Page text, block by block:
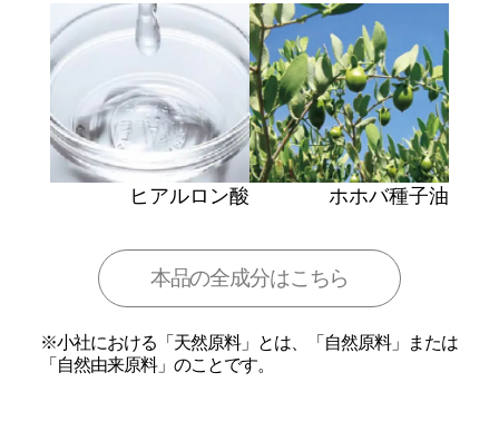
ヒアルロン酸 ホホバ種子油
本品の全成分はこちら
※小社における「天然原料」とは、「自然原料」または
「自然由来原料」のことです。